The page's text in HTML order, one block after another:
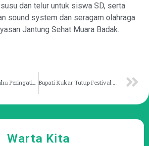
dan telur untuk siswa SD, serta
sound system dan seragam olahraga
Jantung Sehat Muara Badak.
Kelurahan Maluhu Peringati HUT Untuk Lestarikan Budaya Bupati Kukar Tutup Festival Budaya Kutai Adat Lawas, Apresiasi Pelestarian Warisan Nenek Moyang
Warta Kita